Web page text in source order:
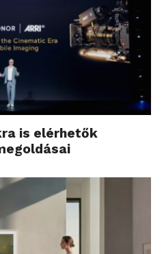
is elérhetők